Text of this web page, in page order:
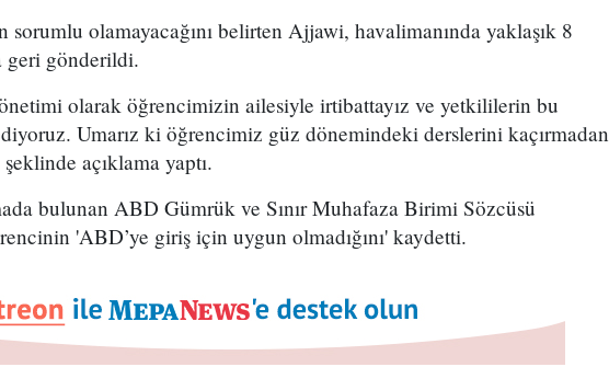
sorumlu olamayacağını belirten Ajjawi, havalimanında yaklaşık 8
geri gönderildi.
olarak öğrencimizin ailesiyle irtibattayız ve yetkililerin bu
Umarız ki öğrencimiz güz dönemindeki derslerini kaçırmadan
açıklama yaptı.
bulunan ABD Gümrük ve Sınır Muhafaza Birimi Sözcüsü
'ABD’ye giriş için uygun olmadığını' kaydetti.